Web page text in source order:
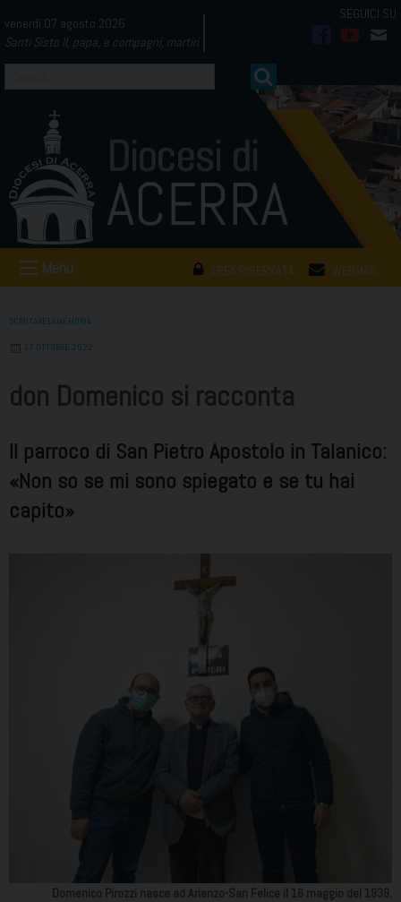
to
content
venerdì 07 agosto 2026
Santi Sisto II, papa, e compagni, martiri
AREA RISERVATA WEBMAIL
Menu
SCRUTARELAMEMORIA
17 OTTOBRE 2022
don Domenico si racconta
Il parroco di San Pietro Apostolo in Talanico:
«Non so se mi sono spiegato e se tu hai
capito»
Domenico Pirozzi nasce ad Arienzo-San Felice il 16 maggio del 1939.